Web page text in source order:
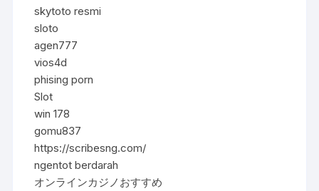
skytoto resmi
sloto
agen777
vios4d
phising porn
Slot
win 178
gomu837
https://scribesng.com/
ngentot berdarah
オンラインカジノおすすめ